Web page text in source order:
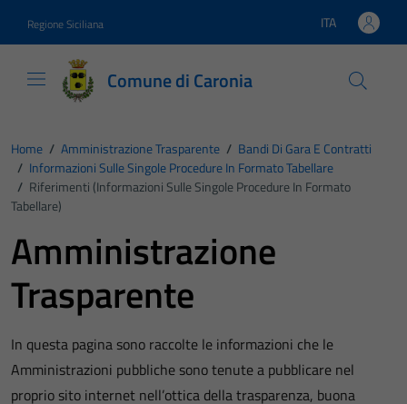
Regione Siciliana Lingua attiva:
ITA
Comune di Caronia
Home / Amministrazione Trasparente / Bandi Di Gara E Contratti
/ Informazioni Sulle Singole Procedure In Formato Tabellare
/ Riferimenti (Informazioni Sulle Singole Procedure In Formato
Tabellare)
Amministrazione
Trasparente
In questa pagina sono raccolte le informazioni che le
Amministrazioni pubbliche sono tenute a pubblicare nel
proprio sito internet nell’ottica della trasparenza, buona